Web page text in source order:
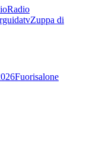
Radio
Zuppa di
Fuorisalone